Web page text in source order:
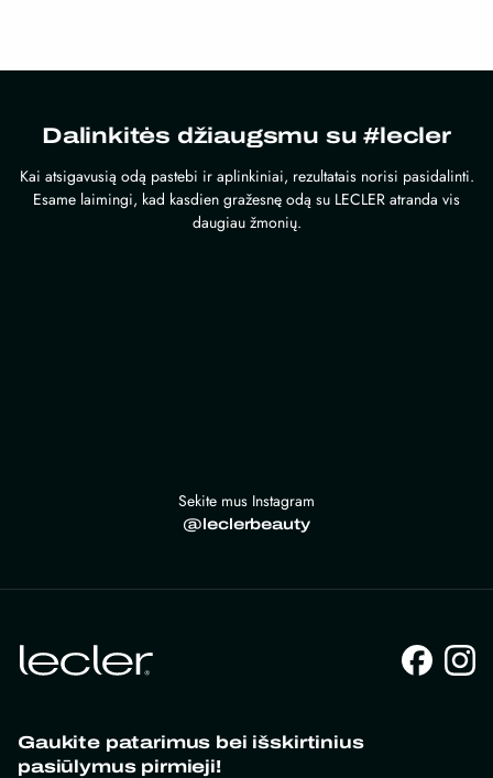
Dalinkitės džiaugsmu su #lecler
Kai atsigavusią odą pastebi ir aplinkiniai, rezultatais norisi pasidalinti.
Esame laimingi, kad kasdien gražesnę odą su LECLER atranda vis
daugiau žmonių.
Sekite mus Instagram
@leclerbeauty
Gaukite patarimus bei išskirtinius
pasiūlymus pirmieji!